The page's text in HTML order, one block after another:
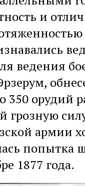
и
ведения
350 орудий
грозную
армии
попытка
1877 года.